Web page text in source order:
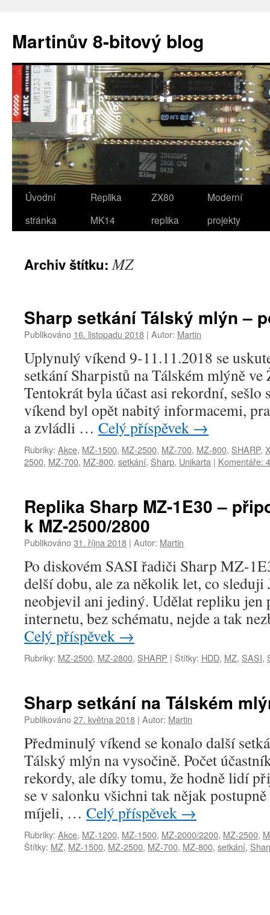
obsahu
webu
Martinův 8-bitový blog
Úvodní
stránka
Replika
MK14
ZX80
replika
Moderní
projekty
Archiv štítku:MZ
Sharp setkání Tálský mlýn –
Publikováno 16. listopadu 2018 | Autor: Martin
Uplynulý víkend 9-11.11.2018 se
setkání Sharpistů na Tálském mlýně ve
Tentokrát byla účast asi rekordní, sešlo
víkend byl opět nabitý informacemi,
a zvládli … Celý příspěvek →
Rubriky: Akce, MZ-1500, MZ-2500, MZ-700, MZ-800, SHARP,
2500, MZ-700, MZ-800, setkání, Sharp, Unikarta | Komentáře: 4
Replika Sharp MZ-1E30 –
k MZ-2500/2800
Publikováno31. října 2018 | Autor: Martin
Po diskovém SASI řadiči Sharp MZ-
delší dobu, ale za několik let, co sleduji
neobjevil ani jediný. Udělat repliku jen
internetu, bez schématu, nejde a tak
Celý příspěvek →
Rubriky: MZ-2500, MZ-2800, SHARP | Štítky: HDD, MZ, SASI,
Sharp setkání na Tálském
Publikováno27. května 2018 | Autor: Martin
Předminulý víkend se konalo další
Tálský mlýn na vysočině. Počet
rekordy, ale díky tomu, že hodně lidí
se v salonku všichni tak nějak
míjeli, … Celý příspěvek →
Rubriky: Akce, MZ-1200, MZ-1500, MZ-2000/2200, MZ-2500,
Štítky: MZ, MZ-1500, MZ-2500, MZ-700, MZ-800, setkání,